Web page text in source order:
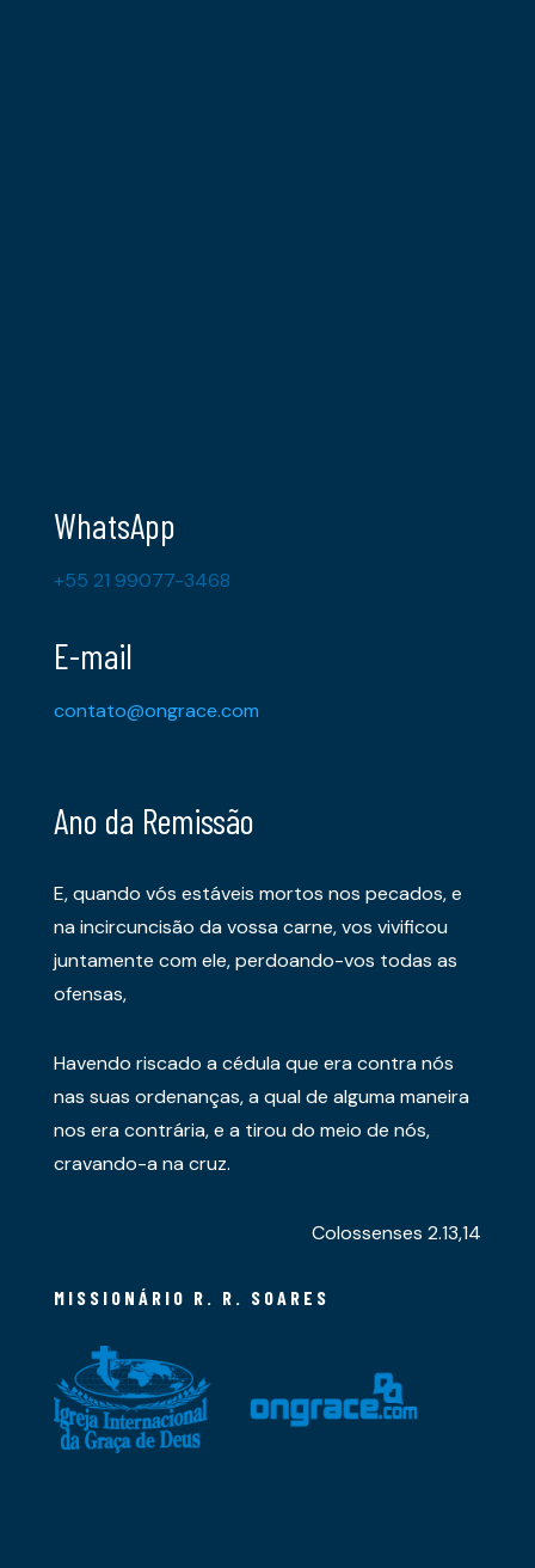
WhatsApp
+55 21 99077-3468
E-mail
contato@ongrace.com
Ano da Remissão
E, quando vós estáveis mortos nos pecados, e
na incircuncisão da vossa carne, vos vivificou
juntamente com ele, perdoando-vos todas as
ofensas,
Havendo riscado a cédula que era contra nós
nas suas ordenanças, a qual de alguma maneira
nos era contrária, e a tirou do meio de nós,
cravando-a na cruz.
Colossenses 2.13,14
MISSIONÁRIO R. R. SOARES